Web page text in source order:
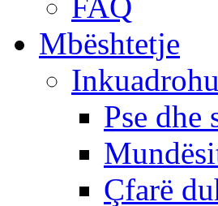
Mbështetje
Inkuadrohu
Pse dhe
Çfarë